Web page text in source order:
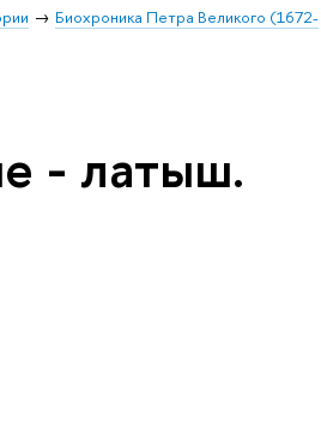
Биохроника Петра Великого (1672-
- латыш.